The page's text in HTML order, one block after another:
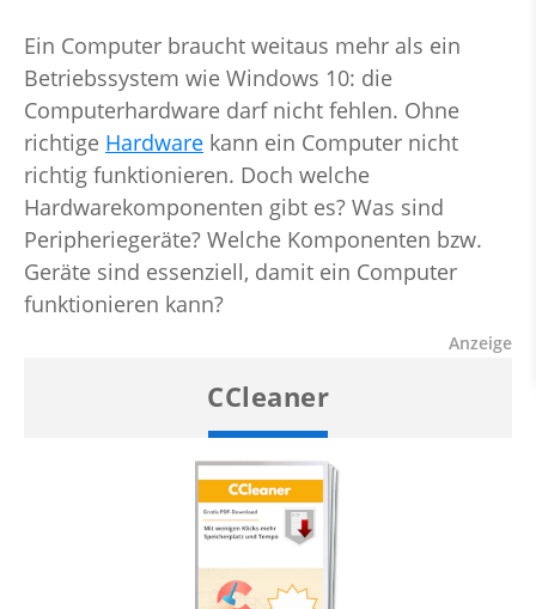
Ein Computer braucht weitaus mehr als ein
Betriebssystem wie Windows 10: die
Computerhardware darf nicht fehlen. Ohne
richtige Hardware kann ein Computer nicht
richtig funktionieren. Doch welche
Hardwarekomponenten gibt es? Was sind
Peripheriegeräte? Welche Komponenten bzw.
Geräte sind essenziell, damit ein Computer
funktionieren kann?